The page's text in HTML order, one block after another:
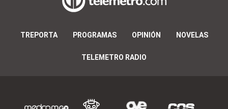
TREPORTA PROGRAMAS OPINIÓN NOVELAS
TELEMETRO RADIO